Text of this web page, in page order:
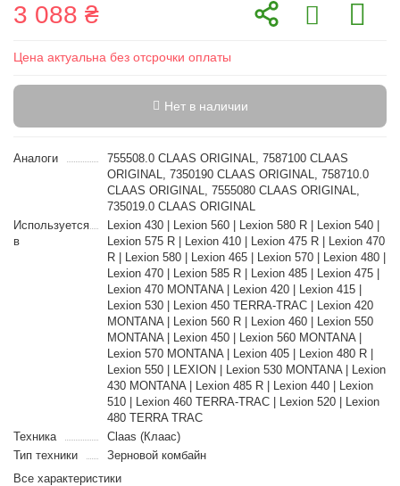
3 088 ₴
Цена актуальна без отсрочки оплаты
Нет в наличии
Аналоги
755508.0 CLAAS ORIGINAL, 7587100 CLAAS
ORIGINAL, 7350190 CLAAS ORIGINAL, 758710.0
CLAAS ORIGINAL, 7555080 CLAAS ORIGINAL,
735019.0 CLAAS ORIGINAL
Используется
в
Lexion 430 | Lexion 560 | Lexion 580 R | Lexion 540 |
Lexion 575 R | Lexion 410 | Lexion 475 R | Lexion 470
R | Lexion 580 | Lexion 465 | Lexion 570 | Lexion 480 |
Lexion 470 | Lexion 585 R | Lexion 485 | Lexion 475 |
Lexion 470 MONTANA | Lexion 420 | Lexion 415 |
Lexion 530 | Lexion 450 TERRA-TRAC | Lexion 420
MONTANA | Lexion 560 R | Lexion 460 | Lexion 550
MONTANA | Lexion 450 | Lexion 560 MONTANA |
Lexion 570 MONTANA | Lexion 405 | Lexion 480 R |
Lexion 550 | LEXION | Lexion 530 MONTANA | Lexion
430 MONTANA | Lexion 485 R | Lexion 440 | Lexion
510 | Lexion 460 TERRA-TRAC | Lexion 520 | Lexion
480 TERRA TRAC
Техника
Claas (Клаас)
Тип техники
Зерновой комбайн
Все характеристики